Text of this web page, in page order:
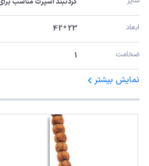
ابعاد 23 * 42
ضخامت 1
نمایش بیشتر